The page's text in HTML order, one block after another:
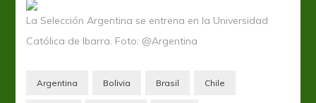
La Selección Argentina se entrena en la Universidad
Católica de Ibarra. Foto: @Argentina
Argentina Bolivia Brasil Chile